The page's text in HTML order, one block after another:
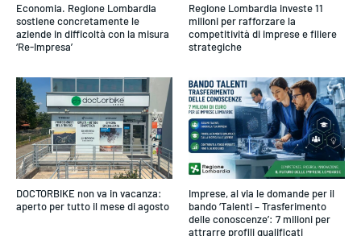
Economia. Regione Lombardia
sostiene concretamente le
aziende in difficoltà con la misura
‘Re-Impresa’
DOCTORBIKE non va in vacanza:
aperto per tutto il mese di agosto
Regione Lombardia investe 11
milioni per rafforzare la
competitività di imprese e filiere
strategiche
Imprese, al via le domande per il
bando ‘Talenti – Trasferimento
delle conoscenze’: 7 milioni per
attrarre profili qualificati